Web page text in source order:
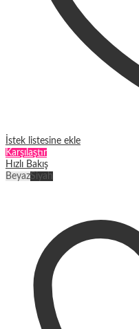
İstek listesine ekle
Karşılaştır
Hızlı Bakış
BeyazSiyah